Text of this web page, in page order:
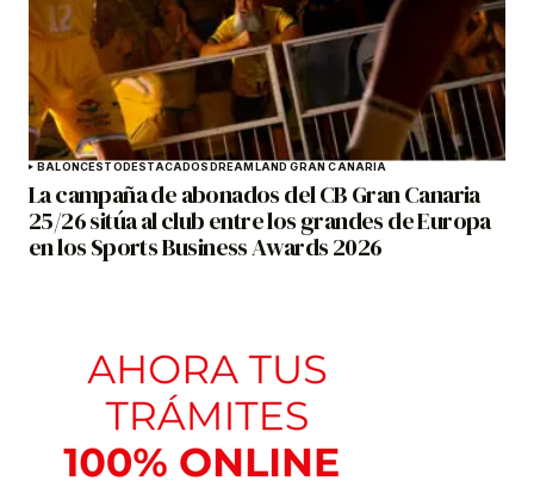
BALONCESTODESTACADOSDREAMLAND GRAN CANARIA
La campaña de abonados del CB Gran Canaria
25/26 sitúa al club entre los grandes de Europa
en los Sports Business Awards 2026